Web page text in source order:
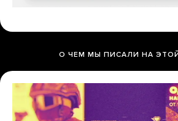
О ЧЕМ МЫ ПИСАЛИ НА